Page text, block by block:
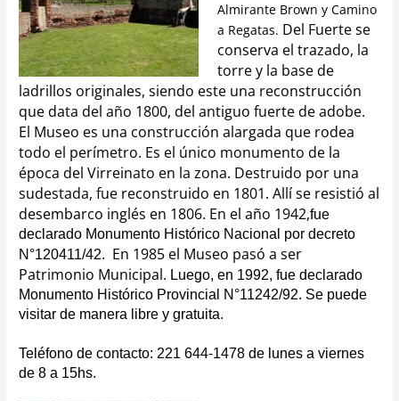
Almirante Brown y Camino
a Regatas. Del Fuerte se
conserva el trazado, la
torre y la base de
ladrillos originales, siendo este una reconstrucción
que data del año 1800, del antiguo fuerte de adobe.
El Museo es una construcción alargada que rodea
todo el perímetro. Es el único monumento de la
época del Virreinato en la zona. Destruido por una
sudestada, fue reconstruido en 1801.Allí se resistió al
desembarco inglés en 1806. En el año 1942,fue
declarado Monumento Histórico Nacional por decreto
N°120411/42. En 1985 el Museo pasó a ser
Patrimonio Municipal. Luego, en 1992, fue declarado
Monumento Histórico Provincial N°11242/92. Se puede
visitar de manera libre y gratuita.
Teléfono de contacto: 221 644-1478 de lunes a viernes
de 8 a 15hs.